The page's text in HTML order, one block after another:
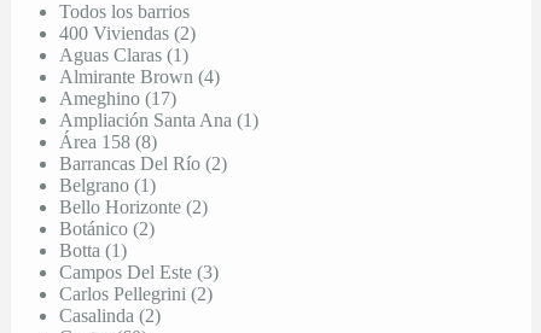
Todos los barrios
400 Viviendas (2)
Aguas Claras (1)
Almirante Brown (4)
Ameghino (17)
Ampliación Santa Ana (1)
Área 158 (8)
Barrancas Del Río (2)
Belgrano (1)
Bello Horizonte (2)
Botánico (2)
Botta (1)
Campos Del Este (3)
Carlos Pellegrini (2)
Casalinda (2)